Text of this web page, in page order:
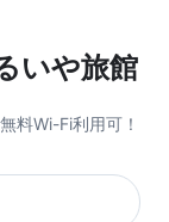
いや旅館
料Wi-Fi利用可！